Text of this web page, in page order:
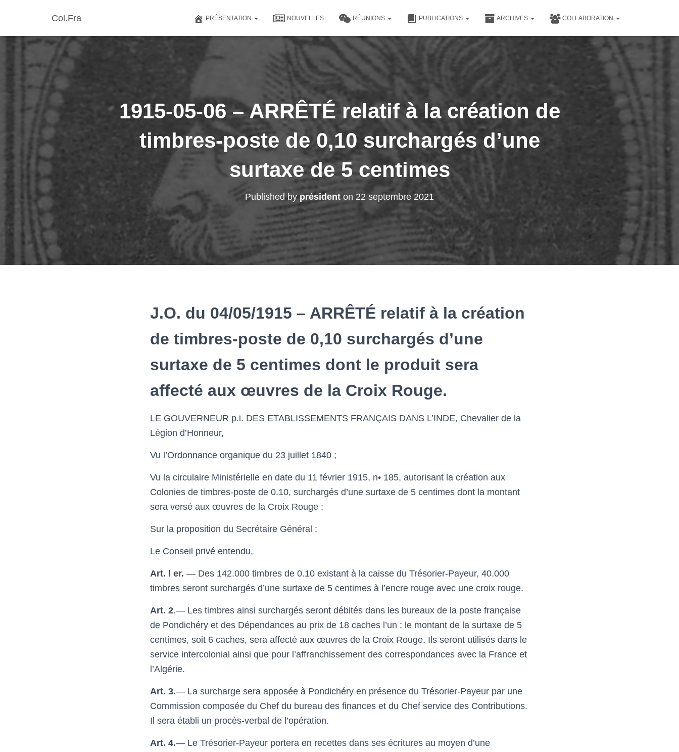
Col.Fra PRÉSENTATION NOUVELLES RÉUNIONS PUBLICATIONS ARCHIVES COLLABORATION
1915-05-06 – ARRÊTÉ relatif à la création de
timbres-poste de 0,10 surchargés d’une
surtaxe de 5 centimes
Published byprésident on 22 septembre 2021
J.O. du 04/05/1915 – ARRÊTÉ relatif à la création
de timbres-poste de 0,10 surchargés d’une
surtaxe de 5 centimes dont le produit sera
affecté aux œuvres de la Croix Rouge.
LE GOUVERNEUR p.i. DES ETABLISSEMENTS FRANÇAIS DANS L’INDE, Chevalier de la
Légion d’Honneur,
Vu l’Ordonnance organique du 23 juillet 1840 ;
Vu la circulaire Ministérielle en date du 11 février 1915, n• 185, autorisant la création aux
Colonies de timbres-poste de 0.10, surchargés d’une surtaxe de 5 centimes dont la montant
sera versé aux œuvres de la Croix Rouge ;
Sur la proposition du Secrétaire Général ;
Le Conseil privé entendu,
Art. l er. — Des 142.000 timbres de 0.10 existant à la caisse du Trésorier-Payeur, 40.000
timbres seront surchargés d’une surtaxe de 5 centimes à l’encre rouge avec une croix rouge.
Art. 2.— Les timbres ainsi surchargés seront débités dans les bureaux de la poste française
de Pondichéry et des Dépendances au prix de 18 caches l’un ; le montant de la surtaxe de 5
centimes, soit 6 caches, sera affecté aux œuvres de la Croix Rouge. Ils seront utilisés dans le
service intercolonial ainsi que pour l’affranchissement des correspondances avec la France et
l’Algérie.
Art. 3.— La surcharge sera apposée à Pondichéry en présence du Trésorier-Payeur par une
Commission composée du Chef du bureau des finances et du Chef service des Contributions.
Il sera établi un procès-verbal de l’opération.
Art. 4.— Le Trésorier-Payeur portera en recettes dans ses écritures au moyen d’une